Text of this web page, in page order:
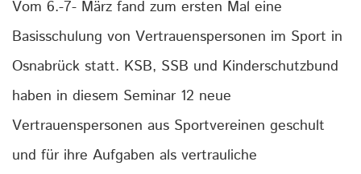
Vom 6.-7- März fand zum ersten Mal eine
Basisschulung von Vertrauenspersonen im Sport in
Osnabrück statt. KSB, SSB und Kinderschutzbund
haben in diesem Seminar 12 neue
Vertrauenspersonen aus Sportvereinen geschult
und für ihre Aufgaben als vertrauliche